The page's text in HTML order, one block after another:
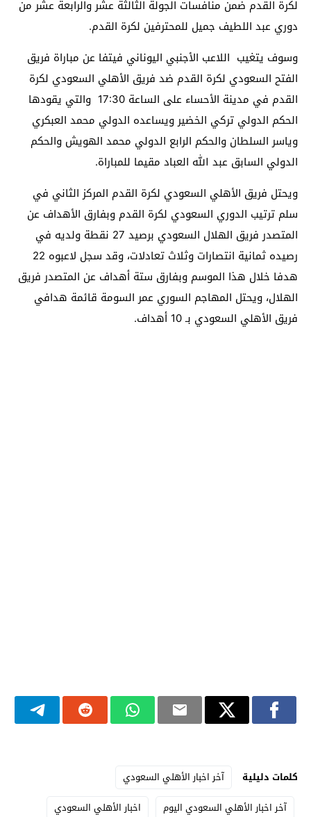
لكرة القدم ضمن منافسات الجولة الثالثة عشر والرابعة عشر من
دوري عبد اللطيف جميل للمحترفين لكرة القدم.
وسوف يتغيب اللاعب الأجنبي اليوناني فيتفا عن مباراة فريق
الفتح السعودي لكرة القدم ضد فريق الأهلي السعودي لكرة
القدم في مدينة الأحساء على الساعة 17:30 والتي يقودها
الحكم الدولي تركي الخضير ويساعده الدولي محمد العبكري
وياسر السلطان والحكم الرابع الدولي محمد الهويش والحكم
الدولي السابق عبد الله العباد مقيما للمباراة.
ويحتل فريق الأهلي السعودي لكرة القدم المركز الثاني في
سلم ترتيب الدوري السعودي لكرة القدم وبفارق الأهداف عن
المتصدر فريق الهلال السعودي برصيد 27 نقطة ولديه في
رصيده ثمانية انتصارات وثلاث تعادلات، وقد سجل لاعبوه 22
هدفا خلال هذا الموسم وبفارق ستة أهداف عن المتصدر فريق
الهلال، ويحتل المهاجم السوري عمر السومة قائمة هدافي
فريق الأهلي السعودي بـ 10 أهداف.
كلمات دليلية
آخر اخبار الأهلي السعودي
آخر اخبار الأهلي السعودي اليوم
اخبار الأهلي السعودي